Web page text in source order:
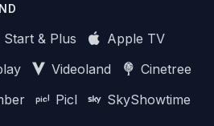
Start & Plus
Apple TV
Videoland
Cinetree
Picl
SkyShowtime